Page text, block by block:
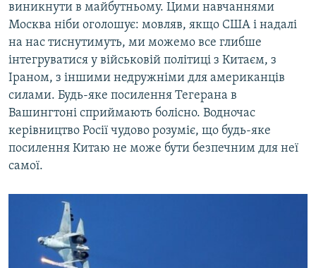
виникнути в майбутньому. Цими навчаннями
Москва ніби оголошує: мовляв, якщо США і надалі
на нас тиснутимуть, ми можемо все глибше
інтегруватися у військовій політиці з Китаєм, з
Іраном, з іншими недружніми для американців
силами. Будь-яке посилення Тегерана в
Вашингтоні сприймають болісно. Водночас
керівництво Росії чудово розуміє, що будь-яке
посилення Китаю не може бути безпечним для неї
самої.